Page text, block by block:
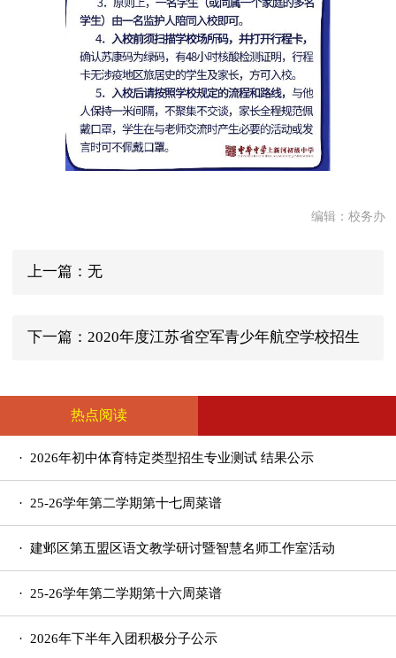
编辑：校务办
上一篇：无
下一篇：2020年度江苏省空军青少年航空学校招生
热点阅读
· 2026年初中体育特定类型招生专业测试 结果公示
· 25-26学年第二学期第十七周菜谱
· 建邺区第五盟区语文教学研讨暨智慧名师工作室活动
在我校举行
· 25-26学年第二学期第十六周菜谱
· 2026年下半年入团积极分子公示